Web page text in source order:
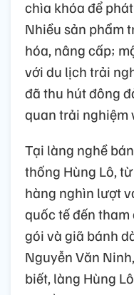
chìa khóa để
Nhiều sản phẩm
hóa, nâng cấp;
với du lịch trải
đã thu hút đông
quan trải nghiệm
Tại làng nghề
thống Hùng Lô,
hàng nghìn lượt
quốc tế đến
gói và giã bánh
Nguyễn Văn
biết, làng Hùng